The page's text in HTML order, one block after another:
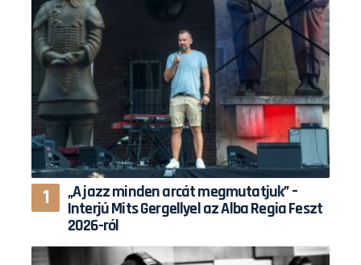
„A jazz minden arcát megmutatjuk” –
Interjú Mits Gergellyel az Alba Regia Feszt
2026-ról